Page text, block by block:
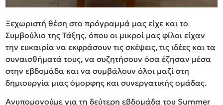
Ξεχωριστή θέση στο πρόγραμμά μας είχε και το
Συμβούλιο της Τάξης, όπου οι μικροί μας φίλοι είχαν
την ευκαιρία να εκφράσουν τις σκέψεις, τις ιδέες και τα
συναισθήματά τους, να συζητήσουν όσα έζησαν μέσα
στην εβδομάδα και να συμβάλουν όλοι μαζί στη
δημιουργία μιας όμορφης και συνεργατικής ομάδας.
Ανυπομονούμε για τη δεύτερη εβδομάδα του Summer